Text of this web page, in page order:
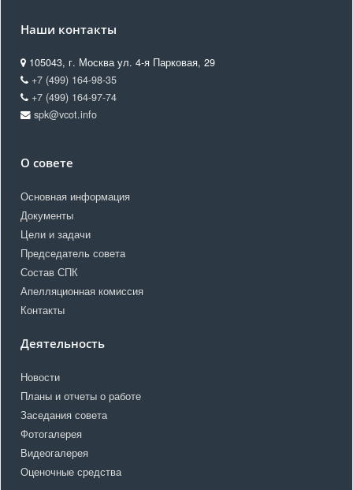
Наши контакты
105043, г. Москва ул. 4-я Парковая, 29
+7 (499) 164-98-35
+7 (499) 164-97-74
spk@vcot.info
О совете
Основная информация
Документы
Цели и задачи
Председатель совета
Состав СПК
Апелляционная комиссия
Контакты
Деятельность
Новости
Планы и отчеты о работе
Заседания совета
Фотогалерея
Видеогалерея
Оценочные средства